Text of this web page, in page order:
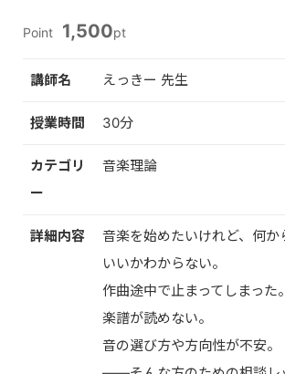
Point 1,500pt
講師名 えっきー 先生
授業時間 30分
カテゴリ
ー
音楽理論
詳細内容
音楽を始めたいけれど、何か
いいかわからない。
作曲途中で止まってしまった。
楽譜が読めない。
音の選び方や方向性が不安。